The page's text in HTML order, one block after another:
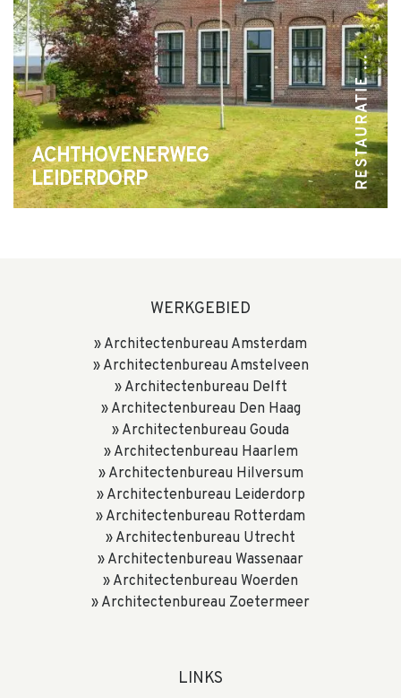
ACHTHOVENERWEG
LEIDERDORP
RESTAURATIE ...
WERKGEBIED
Architectenbureau Amsterdam
Architectenbureau Amstelveen
Architectenbureau Delft
Architectenbureau Den Haag
Architectenbureau Gouda
Architectenbureau Haarlem
Architectenbureau Hilversum
Architectenbureau Leiderdorp
Architectenbureau Rotterdam
Architectenbureau Utrecht
Architectenbureau Wassenaar
Architectenbureau Woerden
Architectenbureau Zoetermeer
LINKS